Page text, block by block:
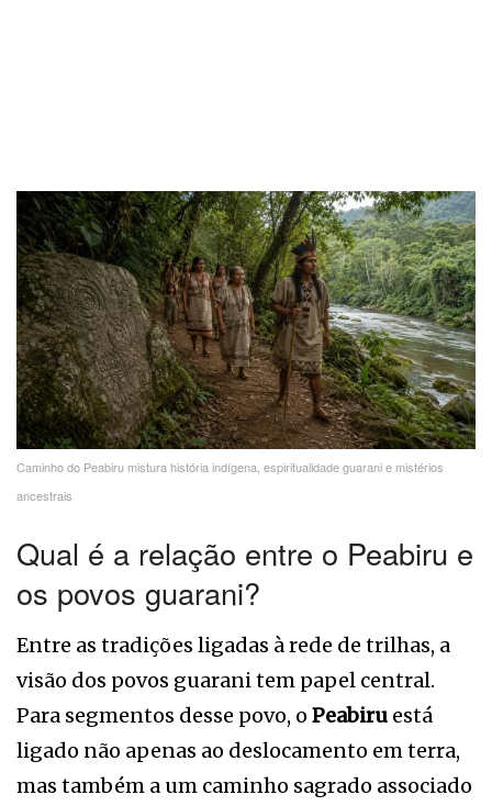
Caminho do Peabiru mistura história indígena, espiritualidade guarani e mistérios
ancestrais
Qual é a relação entre o Peabiru e
os povos guarani?
Entre as tradições ligadas à rede de trilhas, a
visão dos povos guarani tem papel central.
Para segmentos desse povo, o Peabiru está
ligado não apenas ao deslocamento em terra,
mas também a um caminho sagrado associado